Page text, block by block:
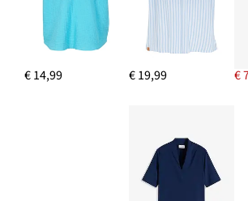
€ 14,99 € 19,99 €